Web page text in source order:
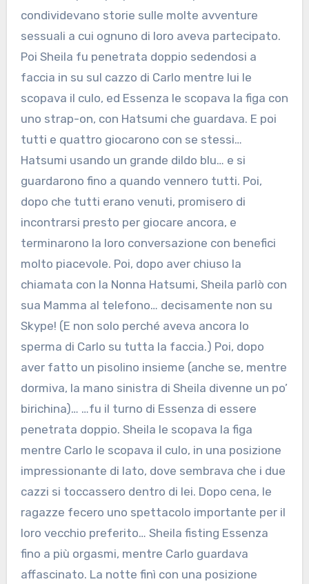
condividevano storie sulle molte avventure
sessuali a cui ognuno di loro aveva partecipato.
Poi Sheila fu penetrata doppio sedendosi a
faccia in su sul cazzo di Carlo mentre lui le
scopava il culo, ed Essenza le scopava la figa con
uno strap-on, con Hatsumi che guardava. E poi
tutti e quattro giocarono con se stessi…
Hatsumi usando un grande dildo blu… e si
guardarono fino a quando vennero tutti. Poi,
dopo che tutti erano venuti, promisero di
incontrarsi presto per giocare ancora, e
terminarono la loro conversazione con benefici
molto piacevole. Poi, dopo aver chiuso la
chiamata con la Nonna Hatsumi, Sheila parlò con
sua Mamma al telefono… decisamente non su
Skype! (E non solo perché aveva ancora lo
sperma di Carlo su tutta la faccia.) Poi, dopo
aver fatto un pisolino insieme (anche se, mentre
dormiva, la mano sinistra di Sheila divenne un po’
birichina)… …fu il turno di Essenza di essere
penetrata doppio. Sheila le scopava la figa
mentre Carlo le scopava il culo, in una posizione
impressionante di lato, dove sembrava che i due
cazzi si toccassero dentro di lei. Dopo cena, le
ragazze fecero uno spettacolo importante per il
loro vecchio preferito… Sheila fisting Essenza
fino a più orgasmi, mentre Carlo guardava
affascinato. La notte finì con una posizione